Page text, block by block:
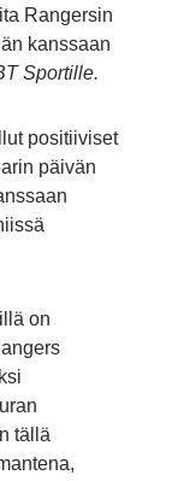
Rangersin
kanssaan
Sportille.
positiiviset
päivän
on
tällä